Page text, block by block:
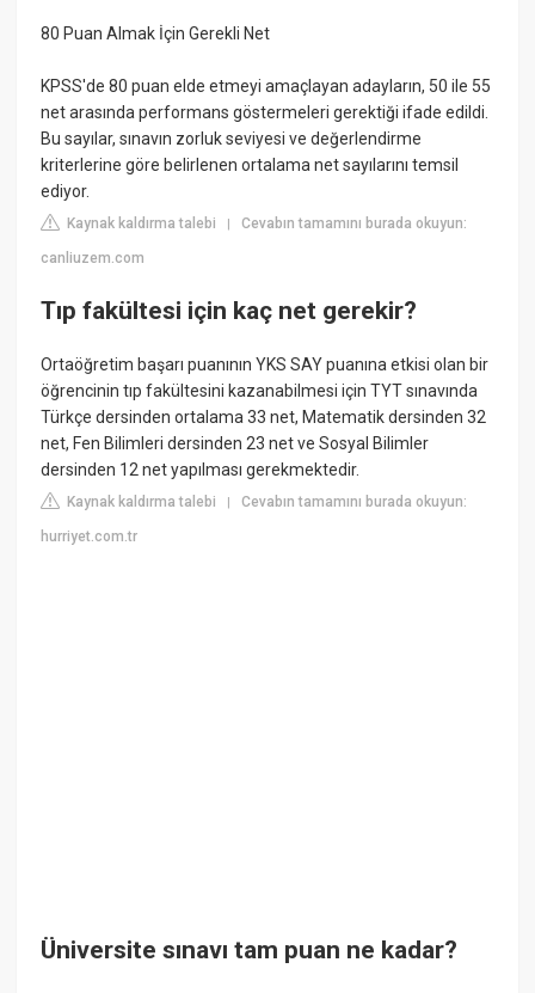
80 Puan Almak İçin Gerekli Net
KPSS'de 80 puan elde etmeyi amaçlayan adayların, 50 ile 55
net arasında performans göstermeleri gerektiği ifade edildi.
Bu sayılar, sınavın zorluk seviyesi ve değerlendirme
kriterlerine göre belirlenen ortalama net sayılarını temsil
ediyor.
Kaynak kaldırma talebi |Cevabın tamamını burada okuyun:
canliuzem.com
Tıp fakültesi için kaç net gerekir?
Ortaöğretim başarı puanının YKS SAY puanına etkisi olan bir
öğrencinin tıp fakültesini kazanabilmesi için TYT sınavında
Türkçe dersinden ortalama 33 net, Matematik dersinden 32
net, Fen Bilimleri dersinden 23 net ve Sosyal Bilimler
dersinden 12 net yapılması gerekmektedir.
Kaynak kaldırma talebi |Cevabın tamamını burada okuyun:
hurriyet.com.tr
Üniversite sınavı tam puan ne kadar?